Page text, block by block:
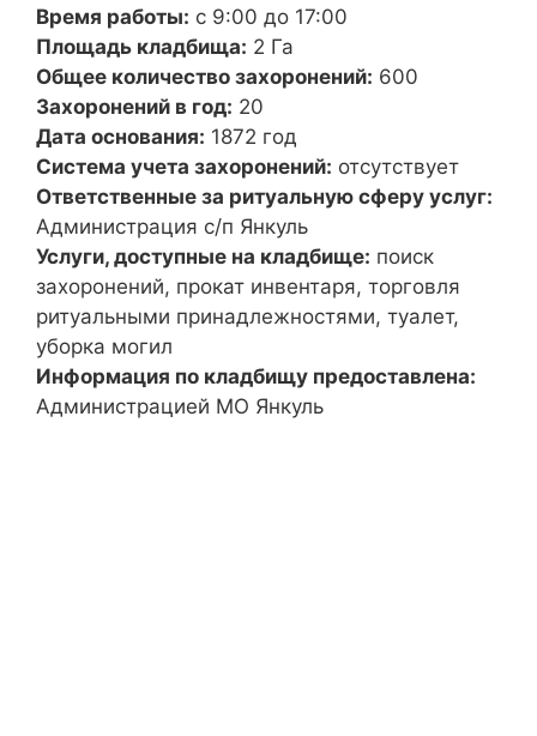
Время работы: с 9:00 до 17:00
Площадь кладбища: 2 Га
Общее количество захоронений: 600
Захоронений в год: 20
Дата основания: 1872 год
Система учета захоронений: отсутствует
Ответственные за ритуальную сферу услуг:
Администрация с/п Янкуль
Услуги, доступные на кладбище: поиск
захоронений, прокат инвентаря, торговля
ритуальными принадлежностями, туалет,
уборка могил
Информация по кладбищу предоставлена:
Администрацией МО Янкуль